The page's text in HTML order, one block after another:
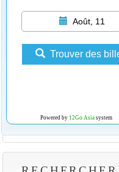
Août, 11
Trouver des
Powered by 12Go Asia system